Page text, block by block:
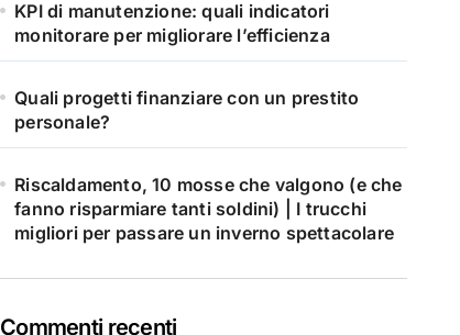
KPI di manutenzione: quali indicatori
monitorare per migliorare l’efficienza
Quali progetti finanziare con un prestito
personale?
Riscaldamento, 10 mosse che valgono (e che
fanno risparmiare tanti soldini) | I trucchi
migliori per passare un inverno spettacolare
Commenti recenti